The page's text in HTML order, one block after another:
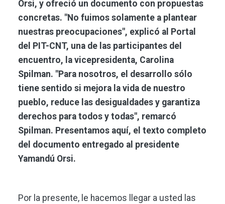
Orsi, y ofreció un documento con propuestas
concretas. "No fuimos solamente a plantear
nuestras preocupaciones", explicó al Portal
del PIT-CNT, una de las participantes del
encuentro, la vicepresidenta, Carolina
Spilman. "Para nosotros, el desarrollo sólo
tiene sentido si mejora la vida de nuestro
pueblo, reduce las desigualdades y garantiza
derechos para todos y todas", remarcó
Spilman. Presentamos aquí, el texto completo
del documento entregado al presidente
Yamandú Orsi.
Por la presente, le hacemos llegar a usted las